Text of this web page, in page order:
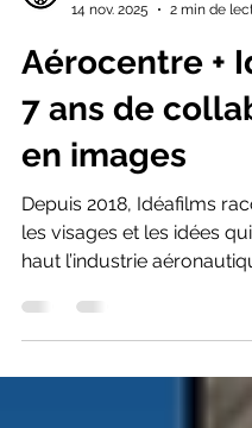
ideafilms
14 nov. 2025
2 min de
Aérocentre +
7 ans de
en images
les visages et les idées
haut l’industrie